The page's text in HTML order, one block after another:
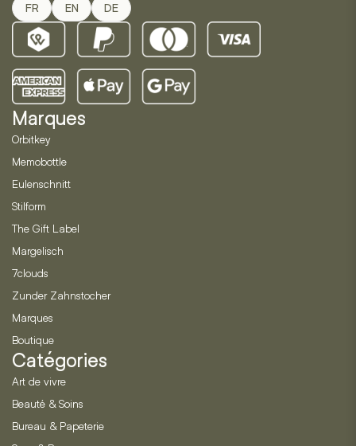
FR EN DE
Marques
Orbitkey
Memobottle
Eulenschnitt
Stilform
The Gift Label
Margelisch
7clouds
Zunder Zahnstocher
Marques
Boutique
Catégories
Art de vivre
Beauté & Soins
Bureau & Papeterie